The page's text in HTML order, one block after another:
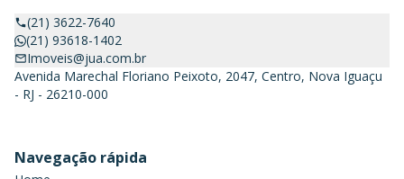
(21) 3622-7640
(21) 93618-1402
Imoveis@jua.com.br
Avenida Marechal Floriano Peixoto, 2047, Centro, Nova Iguaçu
- RJ - 26210-000
Navegação rápida